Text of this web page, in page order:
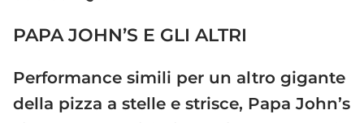
PAPA JOHN’S E GLI ALTRI
Performance simili per un altro gigante
della pizza a stelle e strisce, Papa John’s